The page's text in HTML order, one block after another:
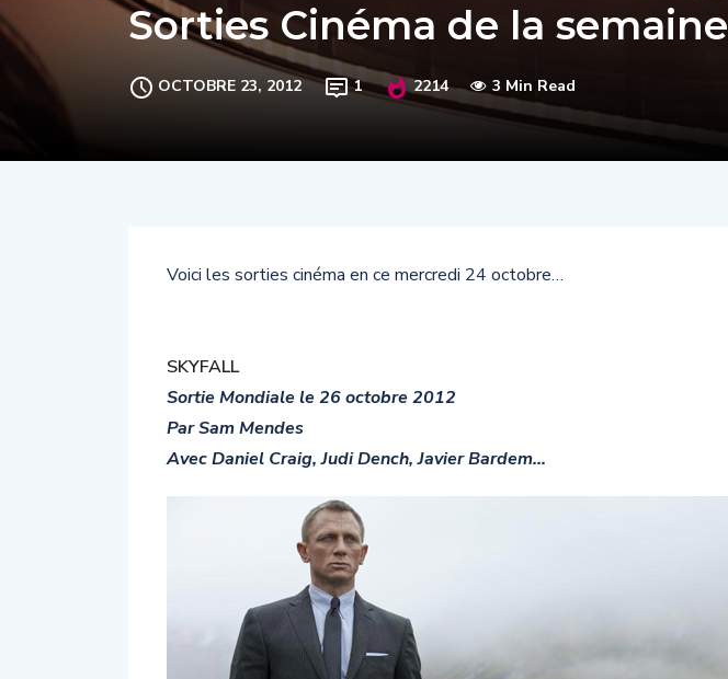
Sorties Cinéma de la semaine
OCTOBRE 23, 2012 1 2214 3 Min Read
Voici les sorties cinéma en ce mercredi 24 octobre…
SKYFALL
Sortie Mondiale le 26 octobre 2012
Par Sam Mendes
Avec Daniel Craig, Judi Dench, Javier Bardem…